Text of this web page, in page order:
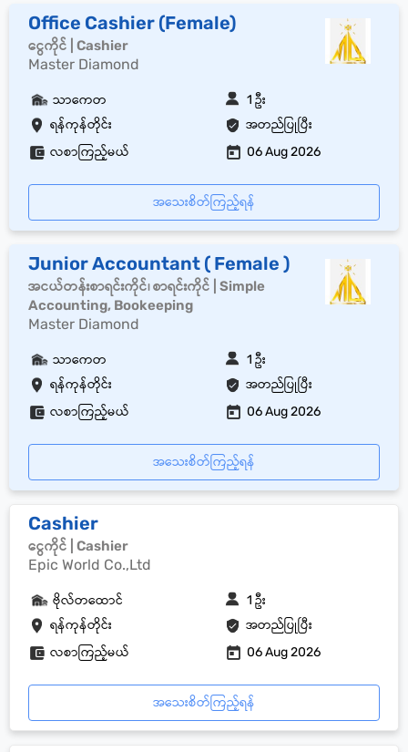
Office Cashier (Female)
ငွေကိုင် | Cashier
Master Diamond
ရန်ကုန်တိုင်း အတည်ပြုပြီး
သာကေတ 1 ဦး
လစာကြည့်မယ် 06 Aug 2026
အသေးစိတ်ကြည့်ရန်
Junior Accountant ( Female )
အငယ်တန်းစာရင်းကိုင်၊ စာရင်းကိုင် | Simple
Accounting, Bookeeping
Master Diamond
ရန်ကုန်တိုင်း အတည်ပြုပြီး
သာကေတ 1 ဦး
လစာကြည့်မယ် 06 Aug 2026
အသေးစိတ်ကြည့်ရန်
Cashier
ငွေကိုင် | Cashier
Epic World Co.,Ltd
ရန်ကုန်တိုင်း အတည်ပြုပြီး
ဗိုလ်တထောင် 1 ဦး
လစာကြည့်မယ် 06 Aug 2026
အသေးစိတ်ကြည့်ရန်